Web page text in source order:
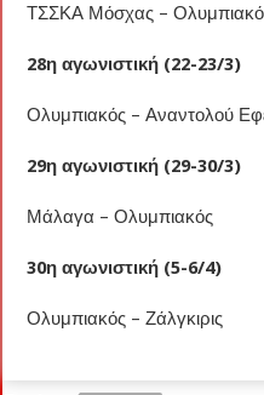
ΤΣΣΚΑ Μόσχας –
28η αγωνιστική (22-23/3)
Ολυμπιακός – Αναντολού
29η αγωνιστική (29-30/3)
Μάλαγα – Ολυμπιακός
30η αγωνιστική (5-6/4)
Ολυμπιακός – Ζάλγκιρις